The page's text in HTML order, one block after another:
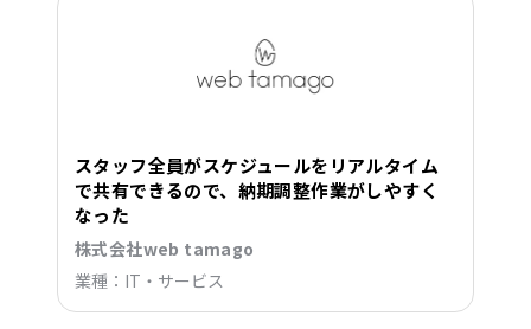
スタッフ全員がスケジュールをリアルタイム
で共有できるので、納期調整作業がしやすく
なった
株式会社web tamago
業種：IT・サービス